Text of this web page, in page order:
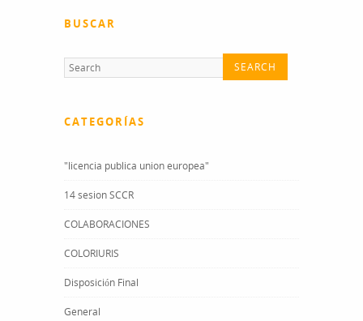
BUSCAR
CATEGORÍAS
"licencia publica union europea"
14 sesion SCCR
COLABORACIONES
COLORIURIS
Disposición Final
General